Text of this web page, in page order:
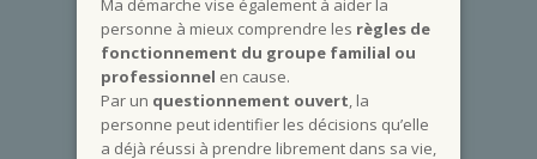
Ma démarche vise également à aider la
personne à mieux comprendre les règles de
fonctionnement du groupe familial ou
professionnel en cause.
Par un questionnement ouvert, la
personne peut identifier les décisions qu’elle
a déjà réussi à prendre librement dans sa vie,